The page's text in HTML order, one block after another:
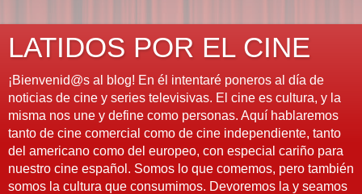
LATIDOS POR EL CINE
¡Bienvenid@s al blog! En él intentaré poneros al día de
noticias de cine y series televisivas. El cine es cultura, y la
misma nos une y define como personas. Aquí hablaremos
tanto de cine comercial como de cine independiente, tanto
del americano como del europeo, con especial cariño para
nuestro cine español. Somos lo que comemos, pero también
somos la cultura que consumimos. Devoremos la y seamos